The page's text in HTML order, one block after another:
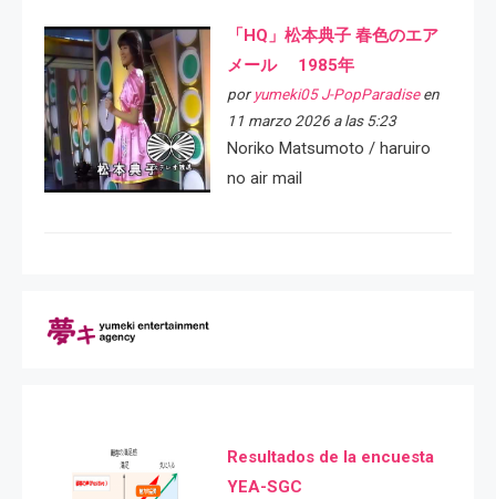
「HQ」松本典子 春色のエア
メール 1985年
por yumeki05 J-PopParadiseen
11 marzo 2026 a las 5:23
Noriko Matsumoto / haruiro
no air mail
Resultados de la encuesta
YEA-SGC